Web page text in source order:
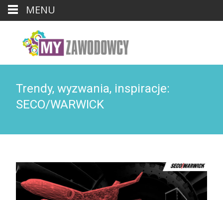
Trendy, wyzwania, inspiracje:
SECO/WARWICK
MENU